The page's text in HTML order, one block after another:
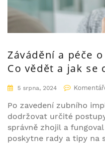
Závádění a péče
Co vědět a jak se
5 srpna, 2024
Po zavedení zubního
dodržovat určité
správně zhojil a
poskytne rady a tipy na